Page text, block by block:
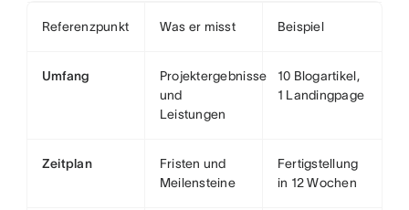
Referenzpunkt Was er misst Beispiel
Umfang
Projektergebnisse
und
Leistungen
10 Blogartikel,
1 Landingpage
Zeitplan
Fristen und
Meilensteine
Fertigstellung
in 12 Wochen